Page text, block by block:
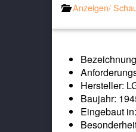
Anzeigen/
Hersteller:
Baujahr:
Eingebaut